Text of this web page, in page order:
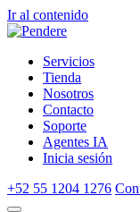
Ir al contenido
Servicios
Tienda
Nosotros
Contacto
Soporte
Agentes IA
Inicia sesión
+52 55 1204 1276